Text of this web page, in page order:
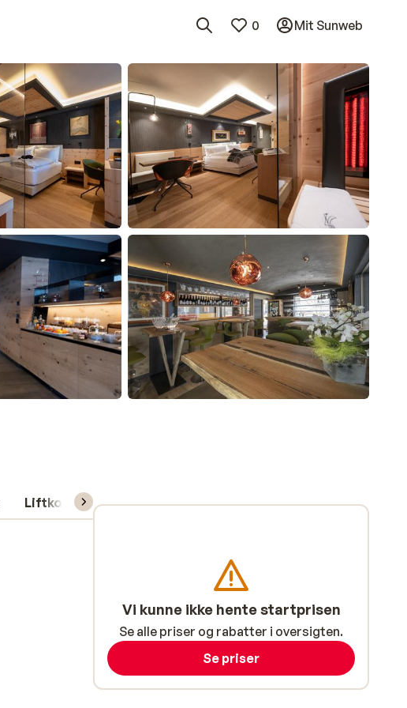
0 Mit Sunweb
Liftkort/skileje/undervisning
Vi kunne ikke hente startprisen
Se alle priser og rabatter i oversigten.
Se priser